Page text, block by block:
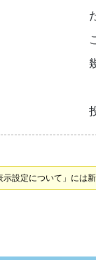
示設定について」には